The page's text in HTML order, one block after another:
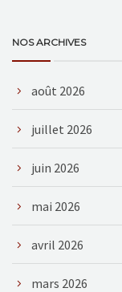
NOS ARCHIVES
août 2026
juillet 2026
juin 2026
mai 2026
avril 2026
mars 2026